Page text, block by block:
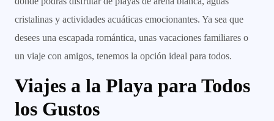
cristalinas y actividades acuáticas emocionantes. Ya sea que
desees una escapada romántica, unas vacaciones familiares o
un viaje con amigos, tenemos la opción ideal para todos.
Viajes a la Playa para Todos
los Gustos